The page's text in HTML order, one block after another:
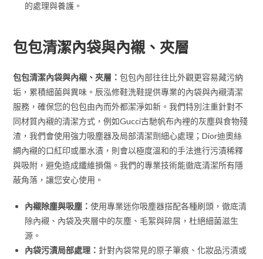
的處理與養護。
包包清潔內袋與內襯、夾層
包包清潔內袋與內襯、夾層：包包內部往往比外觀更容易藏污納
垢，累積細菌與異味。辰泓修鞋洗鞋提供專業的內袋與內襯清潔
服務，確保您的包包由內而外都潔淨如新。我們特別注重針對不
同材質內襯的清潔方式，例如Gucci古馳帆布內裡的灰塵與食物殘
渣，我們會使用強力吸塵器及局部清潔劑細心處理；Dior迪奧絲
綢內襯的口紅印或墨水漬，則會以極度溫和的手法進行污漬稀釋
與吸附，避免造成纖維損傷。我們的專業技術能徹底清潔所有隱
蔽角落，讓您安心使用。
內襯除塵與吸塵：使用專業迷你吸塵器搭配各種刷頭，徹底清
除內襯、內袋及夾層中的灰塵、毛絮與碎屑，杜絕細菌滋生
源。
內袋污漬局部處理： 針對內袋常見的原子筆痕、化妝品污漬或